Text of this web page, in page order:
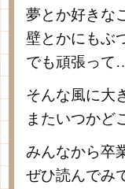
夢とか好きな
壁とかにもぶ
でも頑張って
そんな風に大
またいつかど
みんなから卒
ぜひ読んでみ